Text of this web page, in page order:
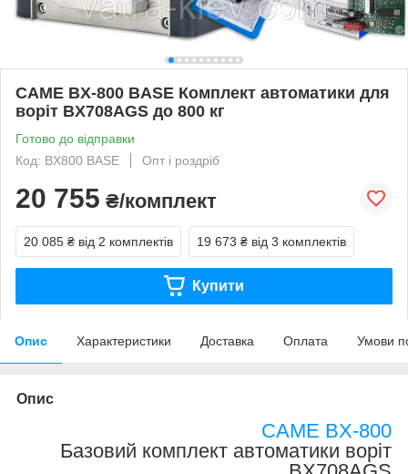
CAME BX-800 BASE Комплект автоматики для
воріт BX708AGS до 800 кг
Готово до відправки
Код: BX800 BASE
Опт і роздріб
20 755 ₴/комплект
20 085 ₴ від 2 комплектів 19 673 ₴ від 3 комплектів
Купити
Опис Характеристики Доставка Оплата Умови
Опис
CAME BX-800
Базовий комплект автоматики воріт